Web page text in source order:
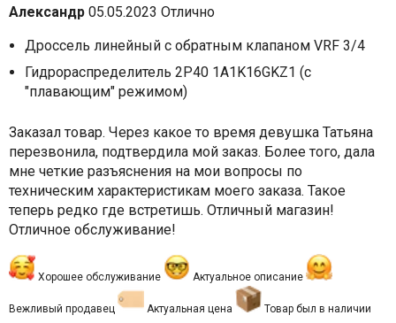
Александр 05.05.2023 Отлично
Дроссель линейный с обратным клапаном VRF 3/4
Гидрораспределитель 2P40 1A1K16GKZ1 (с
"плавающим" режимом)
Заказал товар. Через какое то время девушка Татьяна
перезвонила, подтвердила мой заказ. Более того, дала
мне четкие разъяснения на мои вопросы по
техническим характеристикам моего заказа. Такое
теперь редко где встретишь. Отличный магазин!
Отличное обслуживание!
Хорошее обслуживание Актуальное описание
Вежливый продавец Актуальная цена Товар был в наличии